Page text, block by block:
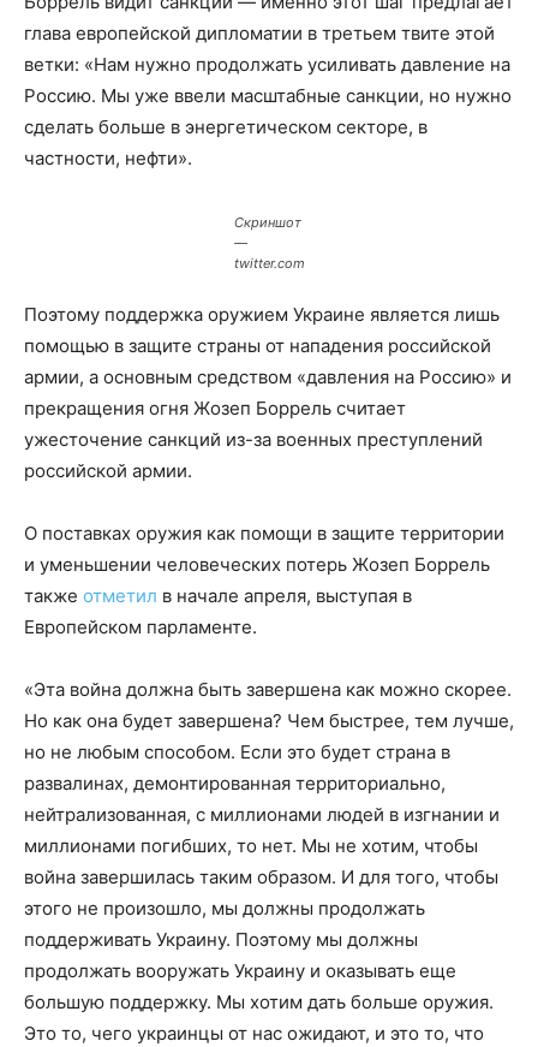
глава европейской дипломатии в третьем твите этой
ветки: «Нам нужно продолжать усиливать давление на
Россию. Мы уже ввели масштабные санкции, но нужно
сделать больше в энергетическом секторе, в
частности, нефти».
Скриншот
—
twitter.com
Поэтому поддержка оружием Украине является лишь
помощью в защите страны от нападения российской
армии, а основным средством «давления на Россию» и
прекращения огня Жозеп Боррель считает
ужесточение санкций из-за военных преступлений
российской армии.
О поставках оружия как помощи в защите территории
и уменьшении человеческих потерь Жозеп Боррель
также отметил в начале апреля, выступая в
Европейском парламенте.
«Эта война должна быть завершена как можно скорее.
Но как она будет завершена? Чем быстрее, тем лучше,
но не любым способом. Если это будет страна в
развалинах, демонтированная территориально,
нейтрализованная, с миллионами людей в изгнании и
миллионами погибших, то нет. Мы не хотим, чтобы
война завершилась таким образом. И для того, чтобы
этого не произошло, мы должны продолжать
поддерживать Украину. Поэтому мы должны
продолжать вооружать Украину и оказывать еще
большую поддержку. Мы хотим дать больше оружия.
Это то, чего украинцы от нас ожидают, и это то, что